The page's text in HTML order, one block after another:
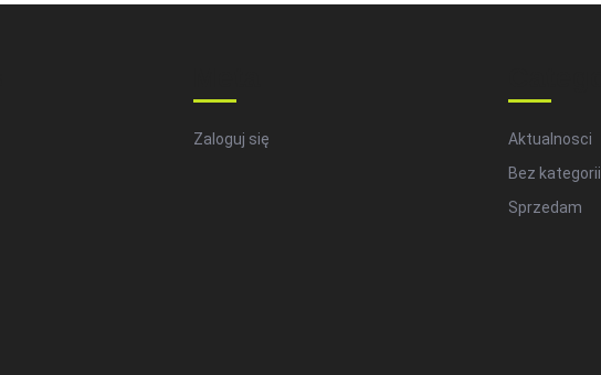
Zaloguj się
Aktualnosci
Bez kategorii
Sprzedam